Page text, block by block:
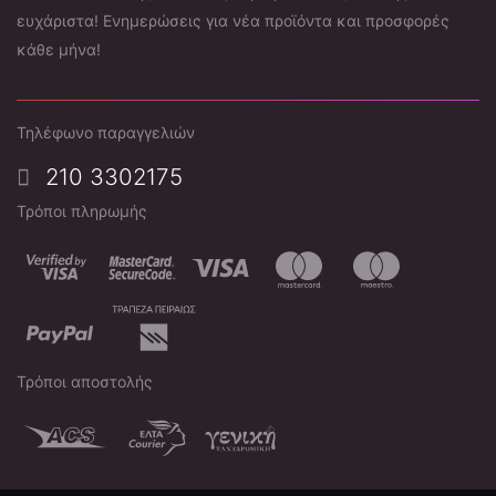
ευχάριστα! Ενημερώσεις για νέα προϊόντα και προσφορές
κάθε μήνα!
Τηλέφωνο παραγγελιών
210 3302175
Τρόποι πληρωμής
Τρόποι αποστολής